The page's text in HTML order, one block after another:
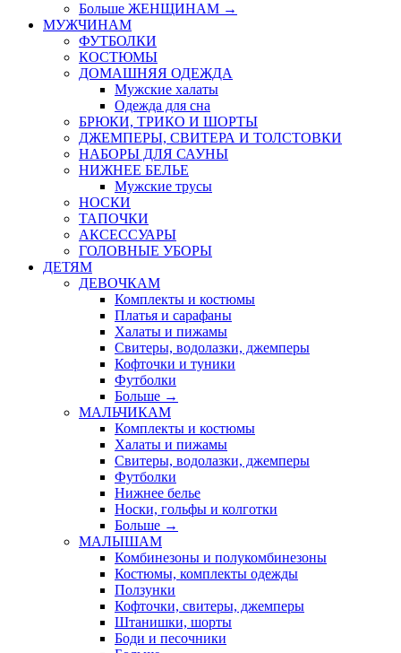
Больше ЖЕНЩИНАМ →
МУЖЧИНАМ
ФУТБОЛКИ
КОСТЮМЫ
ДОМАШНЯЯ ОДЕЖДА
Мужские халаты
Одежда для сна
БРЮКИ, ТРИКО И ШОРТЫ
ДЖЕМПЕРЫ, СВИТЕРА И ТОЛСТОВКИ
НАБОРЫ ДЛЯ САУНЫ
НИЖНЕЕ БЕЛЬЕ
Мужские трусы
НОСКИ
ТАПОЧКИ
АКСЕССУАРЫ
ГОЛОВНЫЕ УБОРЫ
ДЕТЯМ
ДЕВОЧКАМ
Комплекты и костюмы
Платья и сарафаны
Халаты и пижамы
Свитеры, водолазки, джемперы
Кофточки и туники
Футболки
Больше →
МАЛЬЧИКАМ
Комплекты и костюмы
Халаты и пижамы
Свитеры, водолазки, джемперы
Футболки
Нижнее белье
Носки, гольфы и колготки
Больше →
МАЛЫШАМ
Комбинезоны и полукомбинезоны
Костюмы, комплекты одежды
Ползунки
Кофточки, свитеры, джемперы
Штанишки, шорты
Боди и песочники